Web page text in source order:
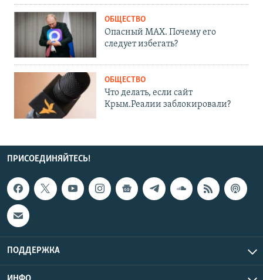
ОБЩЕСТВО
Опасный MAX. Почему его
следует избегать?
ОБЩЕСТВО
Что делать, если сайт
Крым.Реалии заблокировали?
ПРИСОЕДИНЯЙТЕСЬ!
ПОДДЕРЖКА